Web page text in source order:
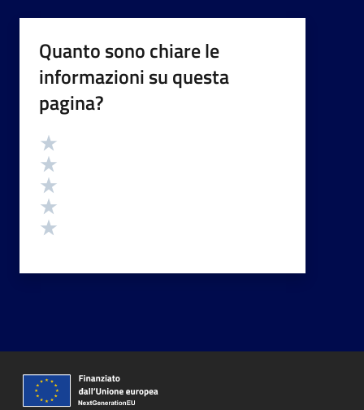
Quanto sono chiare le
informazioni su questa
pagina?
Valutazione